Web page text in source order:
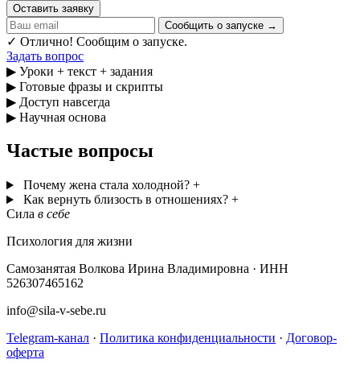
Оставить заявку
Сообщить о запуске →
✓ Отлично! Сообщим о запуске.
Задать вопрос
▶ Уроки + текст + задания
▶ Готовые фразы и скрипты
▶ Доступ навсегда
▶ Научная основа
Частые вопросы
Почему жена стала холодной? +
Как вернуть близость в отношениях? +
Сила в себе
Психология для жизни
Самозанятая Волкова Ирина Владимировна · ИНН
526307465162
info@sila-v-sebe.ru
Telegram-канал · Политика конфиденциальности · Договор-
оферта